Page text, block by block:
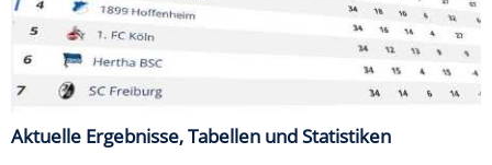
Aktuelle Ergebnisse, Tabellen und Statistiken